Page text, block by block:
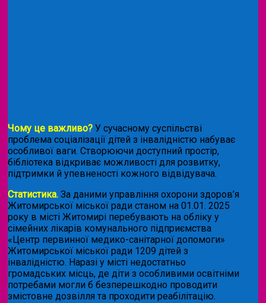
Чому це важливо? У сучасному суспільстві
проблема соціалізації дітей з інвалідністю набуває
особливої ваги. Створюючи доступний простір,
бібліотека відкриває можливості для розвитку,
підтримки й упевненості кожного відвідувача.
Статистика. За даними управління охорони здоров’я
Житомирської міської ради станом на 01.01. 2025
року в місті Житомирі перебувають на обліку у
сімейних лікарів комунального підприємства
«Центр первинної медико-санітарної допомоги»
Житомирської міської ради 1209 дітей з
інвалідністю. Наразі у місті недостатньо
громадських місць, де діти з особливими освітніми
потребами могли б безперешкодно проводити
змістовне дозвілля та проходити реабілітацію.